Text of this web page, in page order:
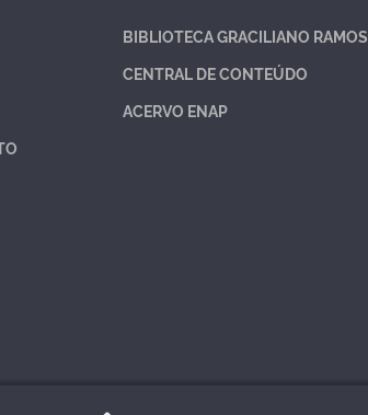
BIBLIOTECA GRACILIANO RAMOS
CENTRAL DE CONTEÚDO
ACERVO ENAP